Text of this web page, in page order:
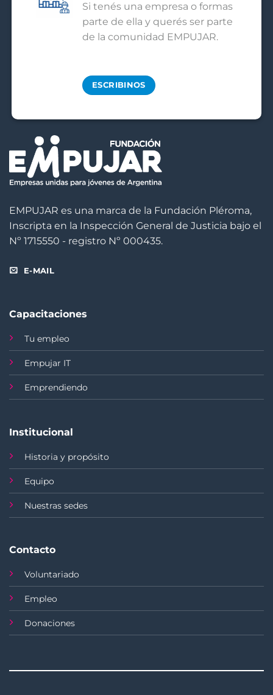
Si tenés una empresa o formas
parte de ella y querés ser parte
de la comunidad EMPUJAR.
ESCRIBINOS
EMPUJAR es una marca de la Fundación Pléroma,
Inscripta en la Inspección General de Justicia bajo el
Nº 1715550 - registro Nº 000435.
E-MAIL
Capacitaciones
Tu empleo
Empujar IT
Emprendiendo
Institucional
Historia y propósito
Equipo
Nuestras sedes
Contacto
Voluntariado
Empleo
Donaciones